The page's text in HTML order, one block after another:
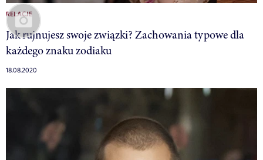
RELACJE
Jak rujnujesz swoje związki? Zachowania typowe dla
każdego znaku zodiaku
18.08.2020